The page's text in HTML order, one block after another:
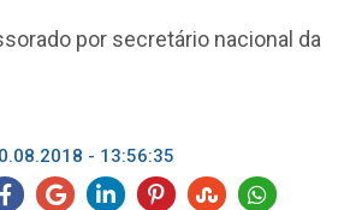
por secretário nacional da
- 13:56:35